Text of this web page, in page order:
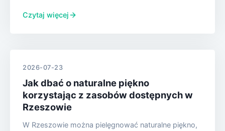
Czytaj więcej
2026-07-23
Jak dbać o naturalne piękno
korzystając z zasobów dostępnych w
Rzeszowie
W Rzeszowie można pielęgnować naturalne piękno,